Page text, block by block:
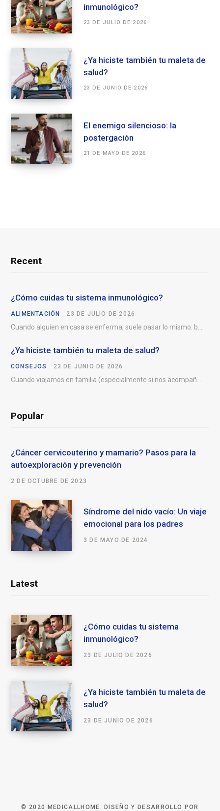
inmunológico?
23 DE JULIO DE 2026
¿Ya hiciste también tu maleta de
salud?
23 DE JUNIO DE 2026
El enemigo silencioso: la
postergación
21 DE MAYO DE 2026
Recent
¿Cómo cuidas tu sistema inmunológico?
ALIMENTACIÓN 23 DE JULIO DE 2026
Cuando alguien en casa se enferma, suele pasar lo mismo:
¿Ya hiciste también tu maleta de salud?
CONSEJOS 23 DE JUNIO DE 2026
Cuando viajamos en familia (especialmente si nos acompañan
Popular
¿Cáncer cervicouterino y mamario? Pasos para la
autoexploración y prevención
2 DE OCTUBRE DE 2023
Síndrome del nido vacío: Un viaje
emocional para los padres
3 DE MAYO DE 2024
Latest
¿Cómo cuidas tu sistema
inmunológico?
23 DE JULIO DE 2026
¿Ya hiciste también tu maleta de
salud?
23 DE JUNIO DE 2026
© 2020 MEDICALLHOME. DISEÑO Y DESARROLLO POR